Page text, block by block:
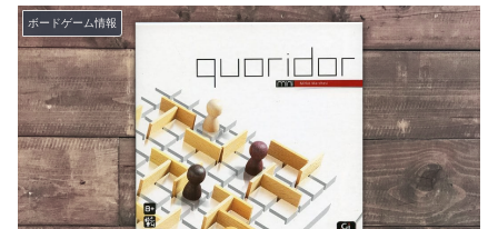
ボードゲーム情報